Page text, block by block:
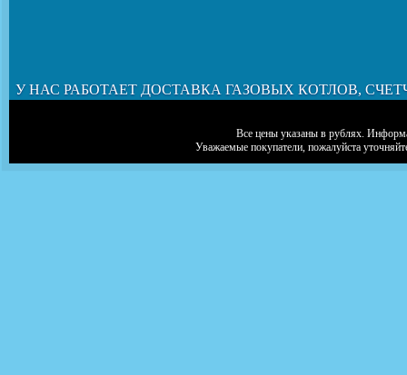
У НАС РАБОТАЕТ ДОСТАВКА ГАЗОВЫХ КОТЛОВ,
Все цены указаны в рублях.
Уважаемые покупатели, пожалуйста